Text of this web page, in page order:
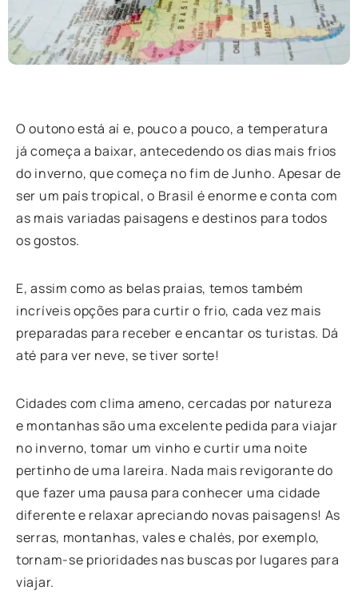
O outono está aí e, pouco a pouco, a temperatura
já começa a baixar, antecedendo os dias mais frios
do inverno, que começa no fim de Junho. Apesar de
ser um país tropical, o Brasil é enorme e conta com
as mais variadas paisagens e destinos para todos
os gostos.
E, assim como as belas praias, temos também
incríveis opções para curtir o frio, cada vez mais
preparadas para receber e encantar os turistas. Dá
até para ver neve, se tiver sorte!
Cidades com clima ameno, cercadas por natureza
e montanhas são uma excelente pedida para viajar
no inverno, tomar um vinho e curtir uma noite
pertinho de uma lareira. Nada mais revigorante do
que fazer uma pausa para conhecer uma cidade
diferente e relaxar apreciando novas paisagens! As
serras, montanhas, vales e chalés, por exemplo,
tornam-se prioridades nas buscas por lugares para
viajar.